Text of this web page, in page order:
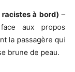
à bord) –
aux propos
la passagère qui
brune de peau.